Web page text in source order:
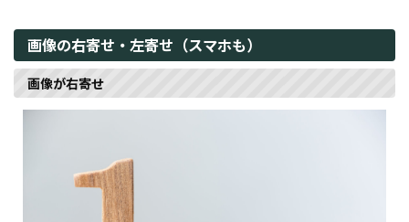
画像の右寄せ・左寄せ（スマホも）
画像が右寄せ